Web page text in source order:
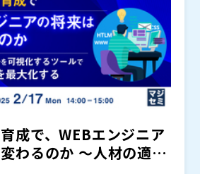
成で、WEBエンジニア
わるのか ～人材の適性